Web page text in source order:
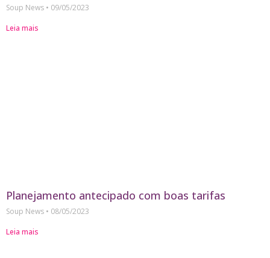
Soup News
09/05/2023
Leia mais
Planejamento antecipado com boas tarifas
Soup News
08/05/2023
Leia mais